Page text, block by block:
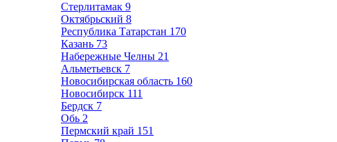
Стерлитамак 9
Октябрьский 8
Республика Татарстан 170
Казань 73
Набережные Челны 21
Альметьевск 7
Новосибирская область 160
Новосибирск 111
Бердск 7
Обь 2
Пермский край 151